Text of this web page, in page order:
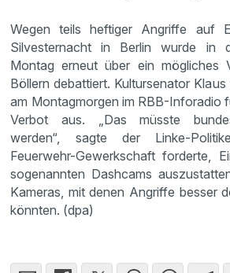
Wegen teils heftiger Angriffe auf
Silvesternacht in Berlin wurde in
Montag erneut über ein mögliches
Böllern debattiert. Kultursenator
am Montagmorgen im RBB-Inforadio
Verbot aus. „Das müsste
werden“, sagte der Linke-
Feuerwehr-Gewerkschaft forderte,
sogenannten Dashcams
Kameras, mit denen Angriffe besser
könnten. (dpa)